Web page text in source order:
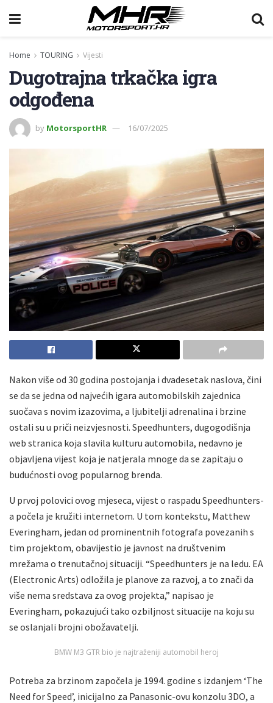
Home TOURING Vijesti
Dugotrajna trkačka igra
odgođena
by MotorsportHR 16/07/2025
Nakon više od 30 godina postojanja i dvadesetak naslova, čini
se da se jedna od najvećih igara automobilskih zajednica
suočava s novim izazovima, a ljubitelji adrenalina i brzine
ostali su u priči neizvjesnosti. Speedhunters, dugogodišnja
web stranica koja slavila kulturu automobila, nedavno je
objavljena vijest koja je natjerala mnoge da se zapitaju o
budućnosti ovog popularnog brenda.
U prvoj polovici ovog mjeseca, vijest o raspadu Speedhunters-
a počela je kružiti internetom. U tom kontekstu, Matthew
Everingham, jedan od prominentnih fotografa povezanih s
tim projektom, obavijestio je javnost na društvenim
mrežama o trenutačnoj situaciji. “Speedhunters je na ledu. EA
(Electronic Arts) odložila je planove za razvoj, a to znači da
više nema sredstava za ovog projekta,” napisao je
Everingham, pokazujući tako ozbiljnost situacije na koju su
se oslanjali brojni obožavatelji.
BMW M3 GTR bio je najtraženiji automobil heroj
Potreba za brzinom započela je 1994. godine s izdanjem ‘The
Need for Speed’, inicijalno za Panasonic-ovu konzolu 3DO, a